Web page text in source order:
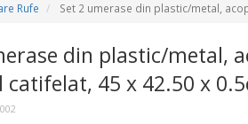
Rufe Set 2 umerase din plastic/metal,
din plastic/metal,
45 x 42.50 x